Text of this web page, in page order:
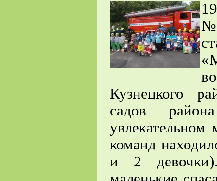
Кузнецкого
садов
команд
и 2